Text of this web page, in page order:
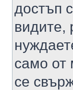
достъп
видите,
само от
се